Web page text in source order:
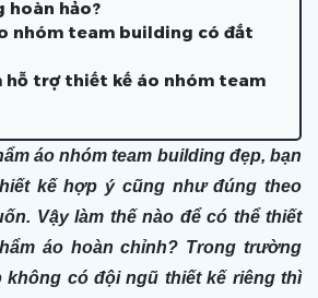
hảo?
nhóm team building có đắt
hỗ trợ thiết kế áo nhóm team
áo nhóm team building đẹp, bạn
kế hợp ý cũng như đúng theo
Vậy làm thế nào để có thể thiết
áo hoàn chỉnh? Trong trường
không có đội ngũ thiết kế riêng thì